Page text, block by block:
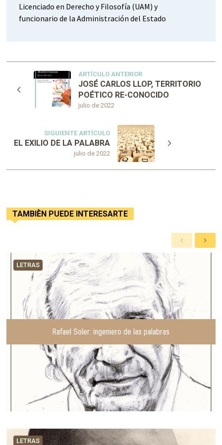
Licenciado en Derecho y Filosofía (UAM) y
funcionario de la Administración del Estado
ARTÍCULO ANTERIOR
julio de 2022
JOSÉ CARLOS LLOP, TERRITORIO
POÉTICO RE-CONOCIDO
SIGUIENTE ARTÍCULO
julio de 2022
EL EXILIO DE LA PALABRA
TAMBIÈN PUEDE INTERESARTE
A
n
e
r
i
r
S
i
e
LETRAS
Rafael Soler: ingeniero de las palabras
LETRAS